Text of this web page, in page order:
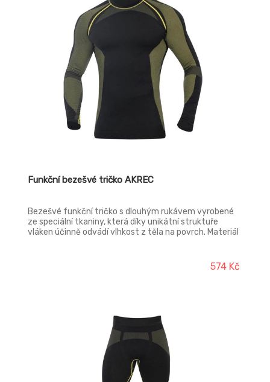
vlastnosti a díky jemné, uzavřené struktuře vláken
eliminuje jakékoliv podráždění pokožky a poskytuje
sportovcům maximální pohodlí. Originální design
speciálních vypletených funkčních zón a struktur
účinně podporuje optimální ventilaci pokožky, vhodné
pro jakoukoliv sportovní zátěž.
Funkční bezešvé tričko AKREC
Bezešvé funkční tričko s dlouhým rukávem vyrobené
ze speciální tkaniny, která díky unikátní struktuře
vláken účinně odvádí vlhkost z těla na povrch. Materiál
jemností, nedráždí pokožku, je velmi příjemná na nošení
574 Kč